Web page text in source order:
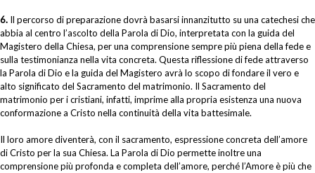
6. Il percorso di preparazione dovrà basarsi innanzitutto su una catechesi che
abbia al centro l’ascolto della Parola di Dio, interpretata con la guida del
Magistero della Chiesa, per una comprensione sempre più piena della fede e
sulla testimonianza nella vita concreta. Questa riflessione di fede attraverso
la Parola di Dio e la guida del Magistero avrà lo scopo di fondare il vero e
alto significato del Sacramento del matrimonio. Il Sacramento del
matrimonio per i cristiani, infatti, imprime alla propria esistenza una nuova
conformazione a Cristo nella continuità della vita battesimale.
Il loro amore diventerà, con il sacramento, espressione concreta dell’amore
di Cristo per la sua Chiesa. La Parola di Dio permette inoltre una
comprensione più profonda e completa dell’amore, perché l’Amore è più che